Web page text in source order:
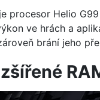
procesor Helio
ve hrách a
brání jeho